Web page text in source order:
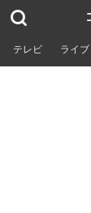
テレビ ライブ